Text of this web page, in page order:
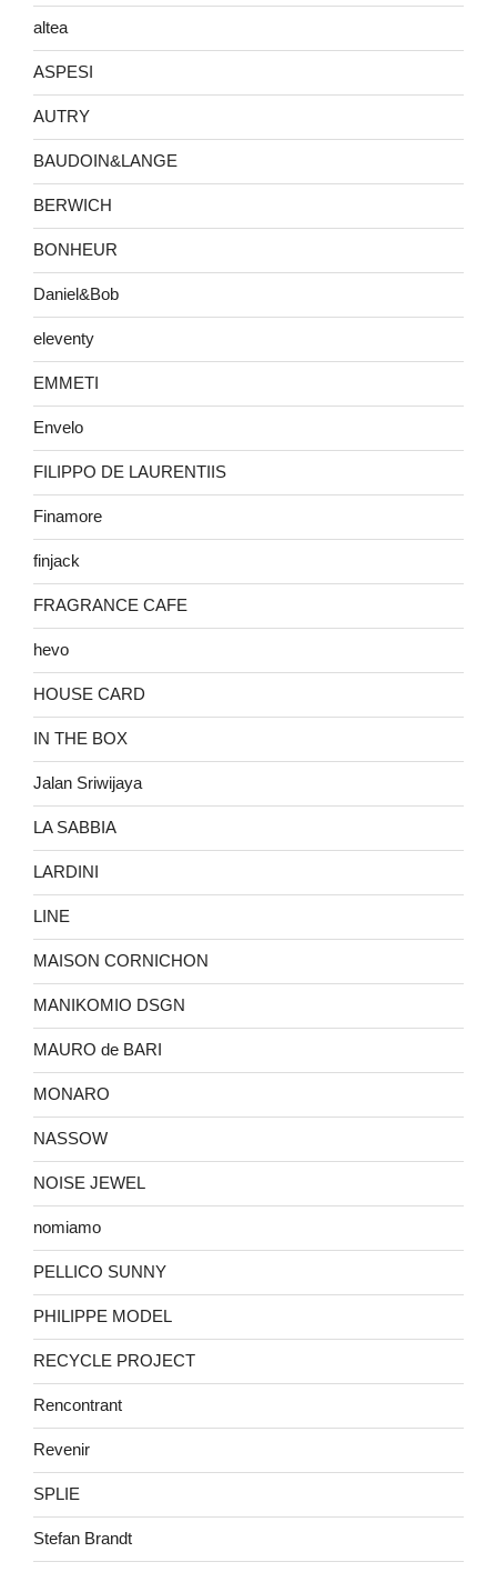
altea
ASPESI
AUTRY
BAUDOIN&LANGE
BERWICH
BONHEUR
Daniel&Bob
eleventy
EMMETI
Envelo
FILIPPO DE LAURENTIIS
Finamore
finjack
FRAGRANCE CAFE
hevo
HOUSE CARD
IN THE BOX
Jalan Sriwijaya
LA SABBIA
LARDINI
LINE
MAISON CORNICHON
MANIKOMIO DSGN
MAURO de BARI
MONARO
NASSOW
NOISE JEWEL
nomiamo
PELLICO SUNNY
PHILIPPE MODEL
RECYCLE PROJECT
Rencontrant
Revenir
SPLIE
Stefan Brandt